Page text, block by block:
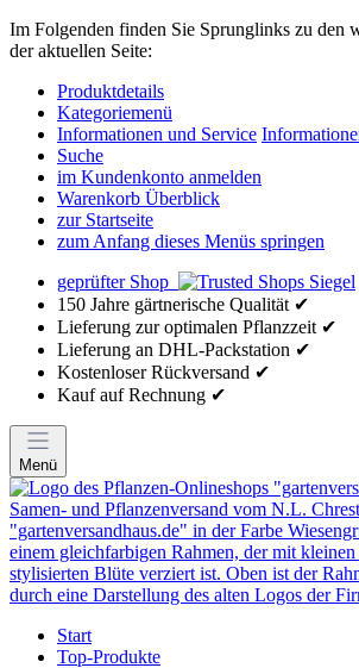
Im Folgenden finden Sie Sprunglinks zu den
der aktuellen Seite:
Produktdetails
Kategoriemenü
Informationen und Service
Suche
im Kundenkonto anmelden
Warenkorb Überblick
zur Startseite
zum Anfang dieses Menüs springen
geprüfter Shop
150 Jahre gärtnerische Qualität ✔
Lieferung zur optimalen Pflanzzeit ✔
Lieferung an DHL-Packstation ✔
Kostenloser Rückversand ✔
Kauf auf Rechnung ✔
Menü
Start
Top-Produkte